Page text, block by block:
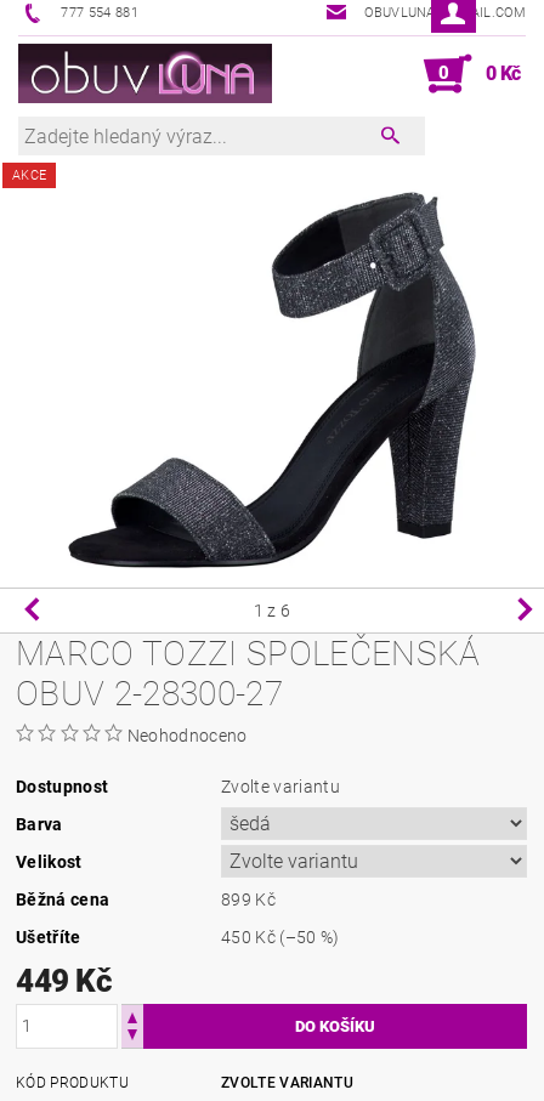
777 554 881 OBUVLUNA@GMAIL.COM
0 0 Kč
AKCE
1 z 6
MARCO TOZZI SPOLEČENSKÁ
OBUV 2-28300-27
Neohodnoceno
Dostupnost
Zvolte variantu
Barva
Velikost
Běžná cena
899 Kč
Ušetříte
450 Kč (–50 %)
449 Kč
KÓD PRODUKTU
ZVOLTE VARIANTU